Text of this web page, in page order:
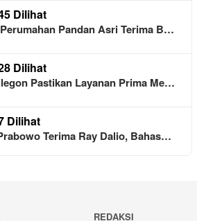
Dilihat
Pandan Asri Terima B…
Dilihat
Pastikan Layanan Prima Me…
Dilihat
Terima Ray Dalio, Bahas…
REDAKSI